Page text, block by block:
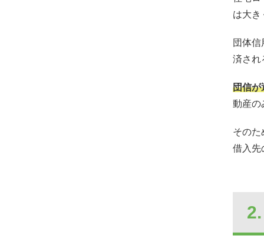
は大き
団体信
済され
団信が
動産の
そのた
借入先